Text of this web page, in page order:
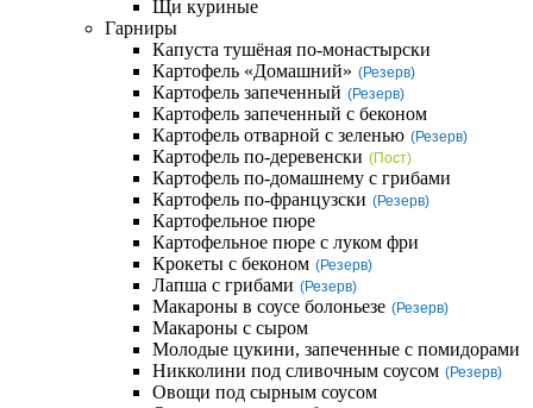
Щи куриные
Гарниры
Капуста тушёная по-монастырски
Картофель «Домашний» (Резерв)
Картофель запеченный (Резерв)
Картофель запеченный с беконом
Картофель отварной с зеленью (Резерв)
Картофель по-деревенски (Пост)
Картофель по-домашнему с грибами
Картофель по-французски (Резерв)
Картофельное пюре
Картофельное пюре с луком фри
Крокеты с беконом (Резерв)
Лапша с грибами (Резерв)
Макароны в соусе болоньезе (Резерв)
Макароны с сыром
Молодые цукини, запеченные с помидорами
Никколини под сливочным соусом (Резерв)
Овощи под сырным соусом